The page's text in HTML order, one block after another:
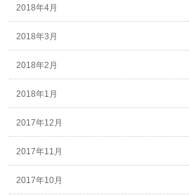
2018年4月
2018年3月
2018年2月
2018年1月
2017年12月
2017年11月
2017年10月